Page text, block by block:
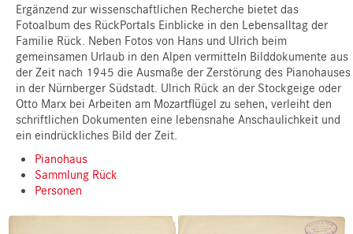
Ergänzend zur wissenschaftlichen Recherche bietet das
Fotoalbum des RückPortals Einblicke in den Lebensalltag der
Familie Rück. Neben Fotos von Hans und Ulrich beim
gemeinsamen Urlaub in den Alpen vermitteln Bilddokumente aus
der Zeit nach 1945 die Ausmaße der Zerstörung des Pianohauses
in der Nürnberger Südstadt. Ulrich Rück an der Stockgeige oder
Otto Marx bei Arbeiten am Mozartflügel zu sehen, verleiht den
schriftlichen Dokumenten eine lebensnahe Anschaulichkeit und
ein eindrückliches Bild der Zeit.
Pianohaus
Sammlung Rück
Personen